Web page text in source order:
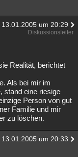
13.01.2005 um 20:29
Diskussionsleiter
Realität, berichtet
Als bei mir im
stand eine riesige
Person von gut
Familie und mir
zu löschen.
13.01.2005 um 20:33